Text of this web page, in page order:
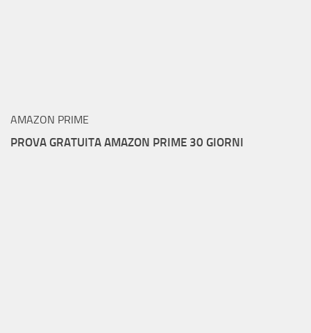
AMAZON PRIME
PROVA GRATUITA AMAZON PRIME 30 GIORNI